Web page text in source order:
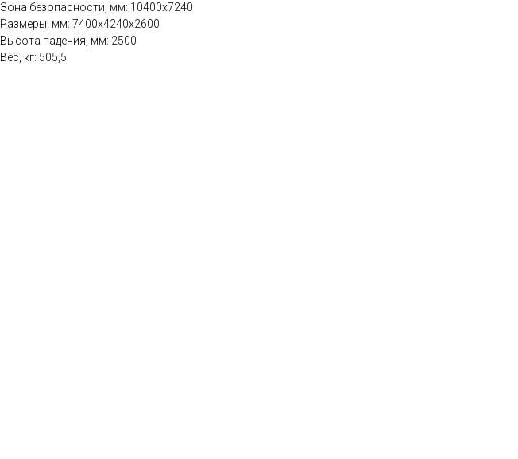
Зона безопасности, мм: 10400х7240
Размеры, мм: 7400х4240х2600
Высота падения, мм: 2500
Вес, кг: 505,5